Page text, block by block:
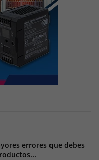
errores que debes